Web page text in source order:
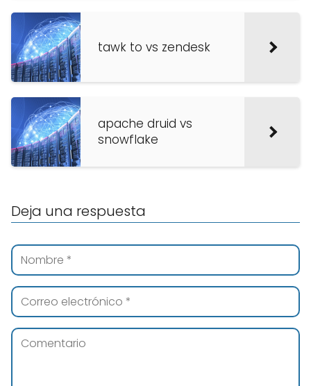
tawk to vs zendesk
apache druid vs
snowflake
Deja una respuesta